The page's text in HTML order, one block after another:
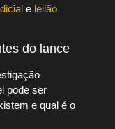
e leilão
do lance
pode ser
e qual é o